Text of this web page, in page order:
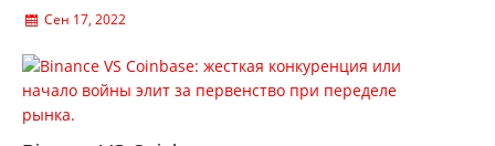
Сен 17, 2022